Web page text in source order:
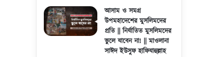
আসাম ও সমগ্র
উপমহাদেশের মুসলিমদের
প্রতি || নির্যাতিত মুসলিমদের
ভুলে যাবেন না! || মাওলানা
সাঈদ ইউসুফ হাফিযাহুল্লাহ